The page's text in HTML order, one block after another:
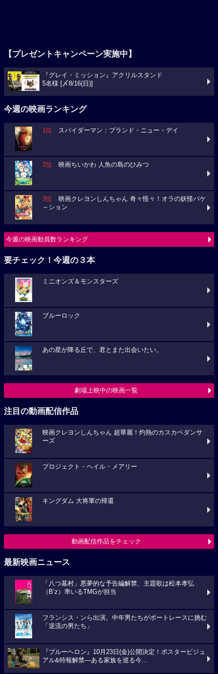
【プレゼントキャンペーン実施中】
『グレイ・ミッション』アクリルスタンド
5名様 [〆8/16(日)]
今週の映画ランキング
1位 スパイダーマン：ブランド・ニュー・デイ
2位 映画ちいかわ 人魚の島のひみつ
3位 映画クレヨンしんちゃん 奇々怪々！オラの妖怪バケ
～ション
今週の映画動員数ランキング
要チェック！今週の３本
ミニオンズ＆モンスターズ
ブルーロック
あの星が降る丘で、君とまた出会いたい。
劇場上映中の映画一覧
注目の動画配信作品
映画クレヨンしんちゃん 超華麗！灼熱のカスカベダンサ
ーズ
プロジェクト・ヘイル・メアリー
キングダム 大将軍の帰還
動画配信作品をチェック
最新映画ニュース
「八つ墓村」悪夢的な予告編解禁、主題歌は松本孝弘
（B’z）率いるTMGが担当
フランシス・ンら出演。中年男たちがボートレースに挑む
「逆流の男たち」
『ブルーヘロン』10月23日(金)公開決定！ポスタービジュ
アル&特報解禁―ある家族を巡る今...